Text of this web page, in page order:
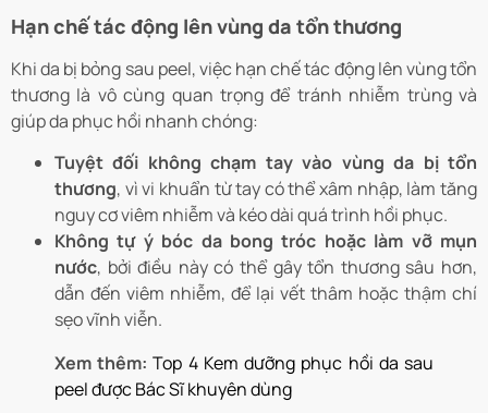
Hạn chế tác động lên vùng da tổn thương
Khi da bị bỏng sau peel, việc hạn chế tác động lên vùng tổn
thương là vô cùng quan trọng để tránh nhiễm trùng và
giúp da phục hồi nhanh chóng:
Tuyệt đối không chạm tay vào vùng da bị tổn
thương, vì vi khuẩn từ tay có thể xâm nhập, làm tăng
nguy cơ viêm nhiễm và kéo dài quá trình hồi phục.
Không tự ý bóc da bong tróc hoặc làm vỡ mụn
nước, bởi điều này có thể gây tổn thương sâu hơn,
dẫn đến viêm nhiễm, để lại vết thâm hoặc thậm chí
sẹo vĩnh viễn.
Xem thêm: Top 4 Kem dưỡng phục hồi da sau
peel được Bác Sĩ khuyên dùng